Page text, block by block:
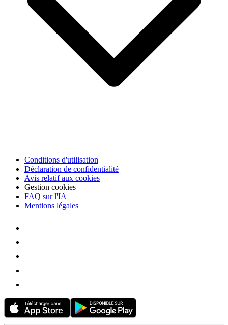
Conditions d'utilisation
Déclaration de confidentialité
Avis relatif aux cookies
Gestion cookies
FAQ sur l'IA
Mentions légales